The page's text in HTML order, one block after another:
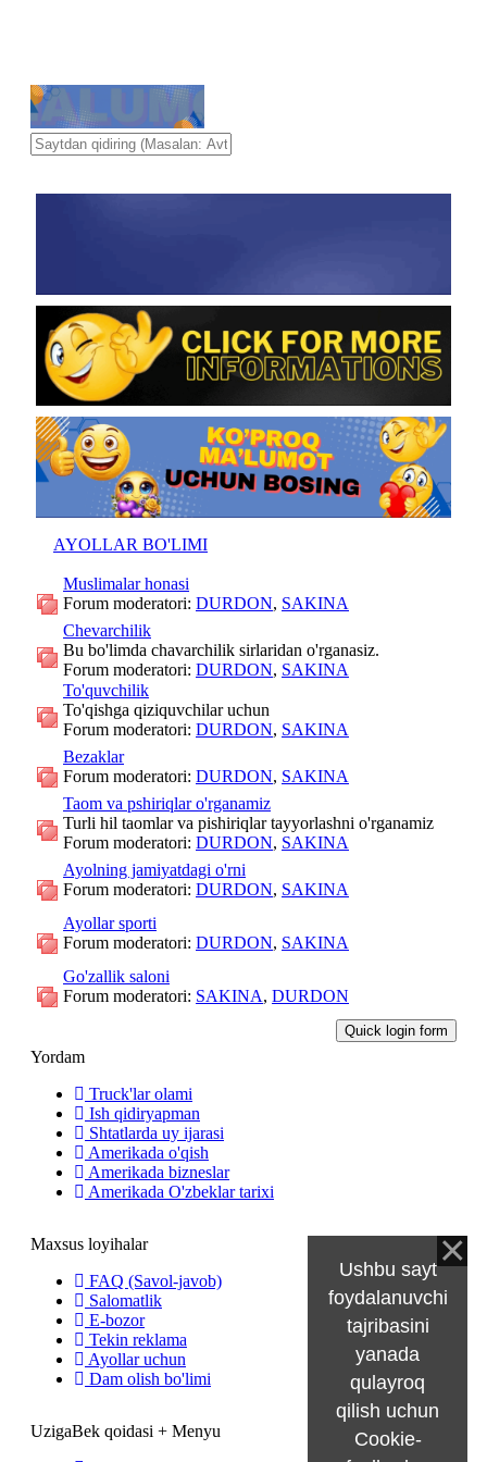
AYOLLAR BO'LIMI
Muslimalar honasi
Forum moderatori: DURDON, SAKINA
Chevarchilik
Bu bo'limda chavarchilik sirlaridan o'rganasiz.
Forum moderatori: DURDON, SAKINA
To'quvchilik
To'qishga qiziquvchilar uchun
Forum moderatori: DURDON, SAKINA
Bezaklar
Forum moderatori: DURDON, SAKINA
Taom va pshiriqlar o'rganamiz
Turli hil taomlar va pishiriqlar tayyorlashni o'rganamiz
Forum moderatori: DURDON, SAKINA
Ayolning jamiyatdagi o'rni
Forum moderatori: DURDON, SAKINA
Ayollar sporti
Forum moderatori: DURDON, SAKINA
Go'zallik saloni
Forum moderatori: SAKINA, DURDON
Yordam
Truck'lar olami
Ish qidiryapman
Shtatlarda uy ijarasi
Amerikada o'qish
Amerikada bizneslar
Amerikada O'zbeklar tarixi
Maxsus loyihalar
FAQ (Savol-javob)
Salomatlik
E-bozor
Tekin reklama
Ayollar uchun
Dam olish bo'limi
UzigaBek qoidasi + Menyu
Ushbu sayt
foydalanuvchi
tajribasini
yanada
qulayroq
qilish uchun
Cookie-